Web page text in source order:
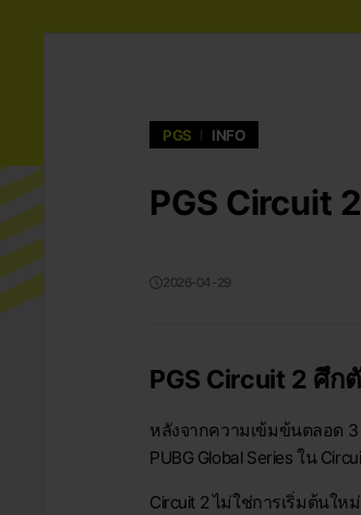
PGS INFO
PGS Circuit
2026-04-29
PGS Circuit 2 ศึ
หลังจากความเข้มข้นตลอด 3
PUBG Global Series ใน
Circuit 2 ไม่ใช่การเริ่มต้นใ